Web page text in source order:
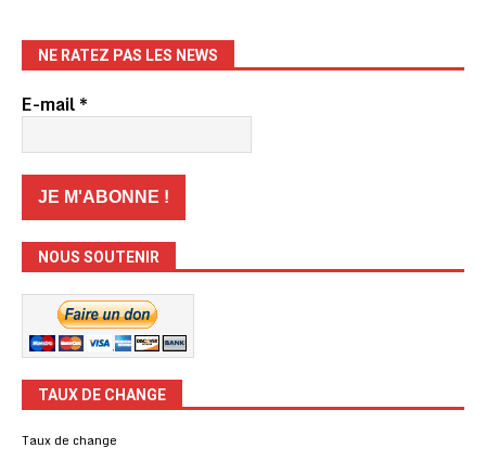
NE RATEZ PAS LES NEWS
E-mail*
NOUS SOUTENIR
TAUX DE CHANGE
Taux de change